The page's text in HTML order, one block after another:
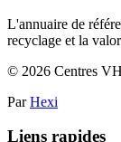
L'annuaire de
recyclage et la
© 2026 Centres
Par Hexi
Liens rapides